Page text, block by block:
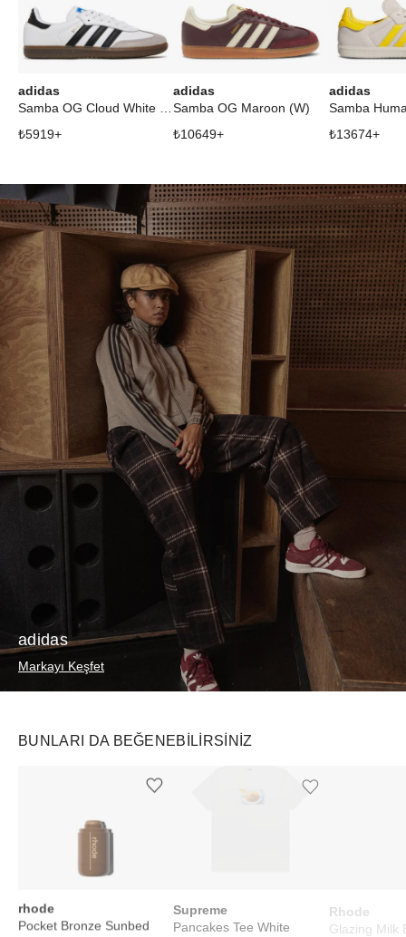
adidas
₺5919+
adidas
Samba OG Maroon (W)
₺10649+
adidas
₺13674+
adidas
Markayı Keşfet
BUNLARI DA BEĞENEBILIRSINIZ
rhode
Pocket Bronze Sunbed
Ürünü istek listesine ekle veya listeden çıkar
Supreme
Pancakes Tee White
Ürünü istek listesine ekle veya listeden çıkar
Rhode
Glazing Milk